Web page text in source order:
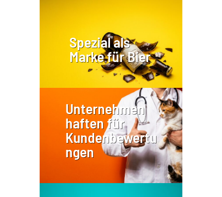
Spezial als
Marke für Bier
Unternehmen
haften für
Kundenbewertu
ngen